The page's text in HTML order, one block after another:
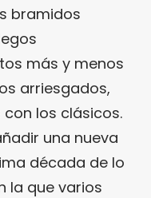
bramidos
más y menos
arriesgados,
los clásicos.
una nueva
década de lo
la que varios